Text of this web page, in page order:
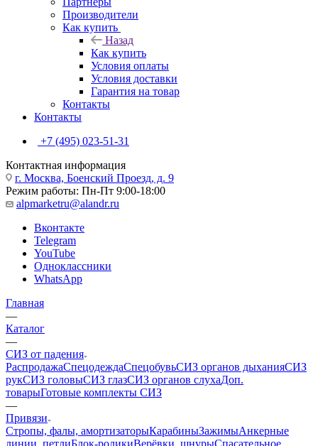
Производители
Как купить
Назад
Как купить
Условия оплаты
Условия доставки
Гарантия на товар
Контакты
Контакты
+7 (495) 023-51-31
Контактная информация
г. Москва, Боенский Проезд, д. 9
Режим работы: Пн-Пт 9:00-18:00
alpmarketru@alandr.ru
Вконтакте
Telegram
YouTube
Одноклассники
WhatsApp
Главная
—
Каталог
—
СИЗ от падения
РаспродажаСпецодеждаСпецобувьСИЗ органов дыханияСИЗ
рукСИЗ головыСИЗ глазСИЗ органов слухаДоп.
товарыГотовые комплекты СИЗ
—
Привязи
Стропы, фалы, амортизаторыКарабиныЗажимыАнкерные
линии, петлиБлок-роликиВерёвки, шнурыСпасательное